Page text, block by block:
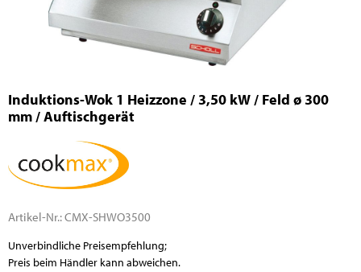
Induktions-Wok 1 Heizzone / 3,50 kW / Feld ø 300
mm / Auftischgerät
Artikel-Nr.:CMX-SHWO3500
Unverbindliche Preisempfehlung;
Preis beim Händler kann abweichen.